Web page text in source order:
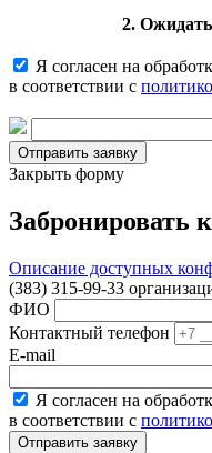
2. Ожидать
Я согласен на
в соответствии с
Закрыть форму
Забронировать
Описание доступных
(383) 315-99-33
ФИО
Контактный телефон
E-mail
Я согласен на
в соответствии с